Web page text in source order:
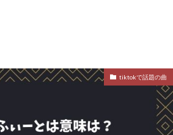
tiktokで話題の曲